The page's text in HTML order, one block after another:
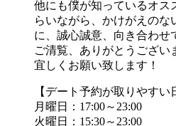
他にも僕が知っているオス
らいながら、かけがえのな
に、誠心誠意、向き合わせ
ご清覧、ありがとうござい
宜しくお願い致します！
【デート予約が取りやすい
月曜日：17:00～23:00
火曜日：15:30～23:00